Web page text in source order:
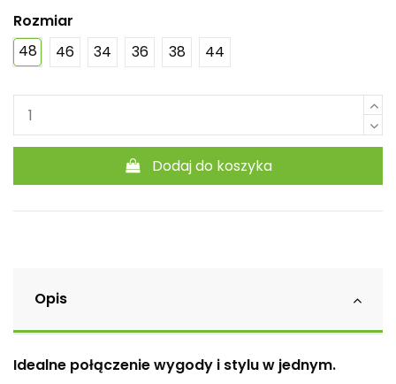
Rozmiar
48
46 34 36 38 44
Dodaj do koszyka
Opis
Idealne połączenie wygody i stylu w jednym.